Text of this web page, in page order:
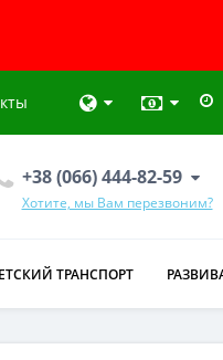
+38 (066) 444-82-59
Хотите, мы Вам перезвоним?
ТРАНСПОРТ